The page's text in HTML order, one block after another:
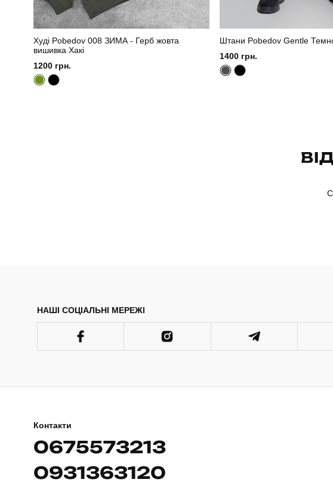
Худі Pobedov 008 ЗИМА - Герб жовта
вишивка Хакі
1200 грн.
Штани Pobedov Gentle
1400 грн.
НАШІ СОЦІАЛЬНІ МЕРЕЖІ
Контакти
0675573213
0931363120